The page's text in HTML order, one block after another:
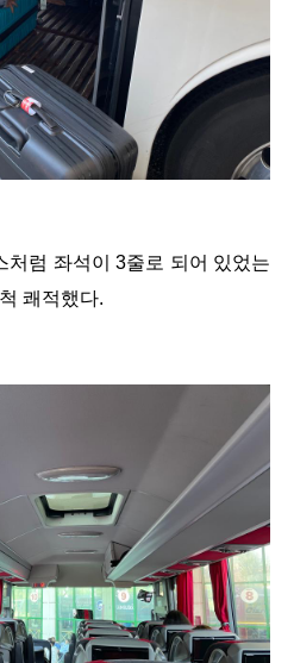
처럼 좌석이 3줄로 되어 있었는
쾌적했다.